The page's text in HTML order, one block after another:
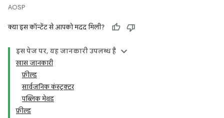
AOSP
क्या इस कॉन्टेंट से आपको मदद मिली?
इस पेज पर, यह जानकारी उपलब्ध है
खास जानकारी
फ़ील्ड
सार्वजनिक कंस्ट्रक्टर
पब्लिक मेथड
फ़ील्ड